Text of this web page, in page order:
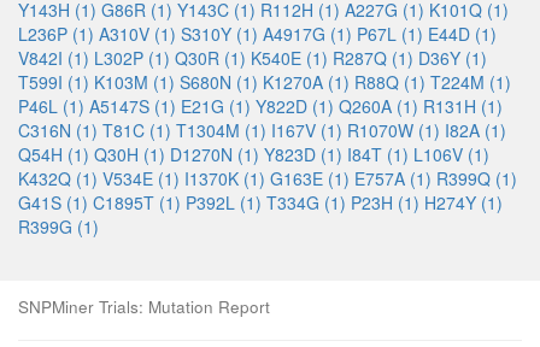
Y143H (1) G86R (1) Y143C (1) R112H (1) A227G (1) K101Q (1)
L236P (1) A310V (1) S310Y (1) A4917G (1) P67L (1) E44D (1)
V842I (1) L302P (1) Q30R (1) K540E (1) R287Q (1) D36Y (1)
T599I (1) K103M (1) S680N (1) K1270A (1) R88Q (1) T224M (1)
P46L (1) A5147S (1) E21G (1) Y822D (1) Q260A (1) R131H (1)
C316N (1) T81C (1) T1304M (1) I167V (1) R1070W (1) I82A (1)
Q54H (1) Q30H (1) D1270N (1) Y823D (1) I84T (1) L106V (1)
K432Q (1) V534E (1) I1370K (1) G163E (1) E757A (1) R399Q (1)
G41S (1) C1895T (1) P392L (1) T334G (1) P23H (1) H274Y (1)
R399G (1)
SNPMiner Trials: Mutation Report